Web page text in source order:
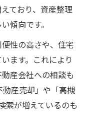
ており、資産整理
傾向です。
性の高さや、住宅
ます。これにより
産会社への相談も
動産売却」や「高槻
索が増えているのも